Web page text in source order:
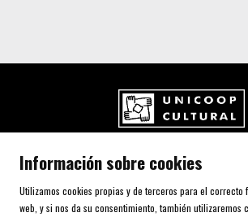
Carrer de l'Aurora, 80 (Plaça de
Telf. 93 805 00 75
Información sobre cookies
Utilizamos cookies propias y de terceros para el correcto
web, y si nos da su consentimiento, también utilizaremos